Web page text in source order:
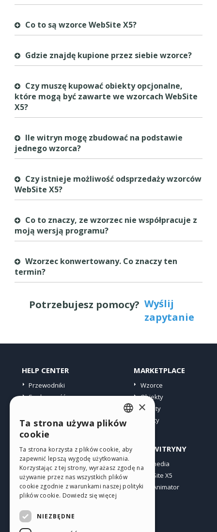
Co to są wzorce WebSite X5?
Gdzie znajdę kupione przez siebie wzorce?
Czy muszę kupować obiekty opcjonalne,
które mogą być zawarte we wzorcach WebSite
X5?
Ile witryn mogę zbudować na podstawie
jednego wzorca?
Czy istnieje możliwość odsprzedaży wzorców
WebSite X5?
Co to znaczy, ze wzorzec nie współpracuje z
moją wersją programu?
Wzorzec konwertowany. Co znaczy ten
termin?
Potrzebujesz pomocy? Wyślij
zapytanie
HELP CENTER
Przewodniki
Społeczność
MARKETPLACE
Wzorce
Obiekty
Punkty
Oferty
PROFIL
Moje wpisy
Moje licencje
Pobieranie
Web hosting
INNE WITRYNY
Incomedia
WebSite X5
WebAnimator
ENGLISH
GERMAN
SPANISH
PORTUGUESE
×
Ta strona używa plików
cookie
Ta strona korzysta z plików cookie, aby
zapewnić lepszą wygodę użytkowania.
Korzystając z tej strony, wyrażasz zgodę na
używanie przez nas wszystkich plików
cookie zgodnie z warunkami naszej polityki
plików cookie. Dowiedz się więcej
NIEZBĘDNE